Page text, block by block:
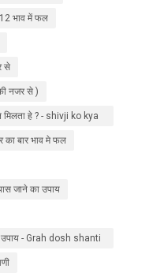
भाव में फल
से
नजर से )
मिलता हे ? - shivji ko kya
liye ?
का बार भाव मे फल
जाने का उपाय
उपाय - Grah dosh shanti